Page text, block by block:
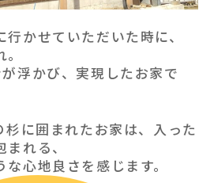
かせていただいた時に、
浮かび、実現したお家で
に囲まれたお家は、入った
れる、
心地良さを感じます。